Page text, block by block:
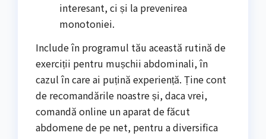
interesant, ci și la prevenirea
monotoniei.
Include în programul tău această rutină de
exerciții pentru mușchii abdominali, în
cazul în care ai puțină experiență. Ține cont
de recomandările noastre și, daca vrei,
comandă online un aparat de făcut
abdomene de pe net, pentru a diversifica